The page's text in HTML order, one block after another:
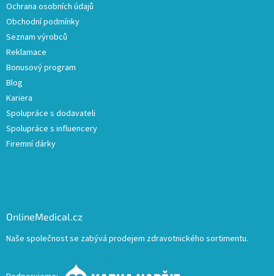
Ochrana osobních údajů
Obchodní podmínky
Seznam výrobců
Reklamace
Bonusový program
Blog
Kariera
Spolupráce s dodavateli
Spolupráce s influencery
Firemní dárky
OnlineMedical.cz
Naše společnost se zabývá prodejem zdravotnického sortimentu.